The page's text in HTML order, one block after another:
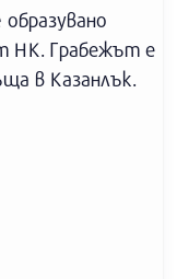
НК. Грабежът е
в Казанлък.